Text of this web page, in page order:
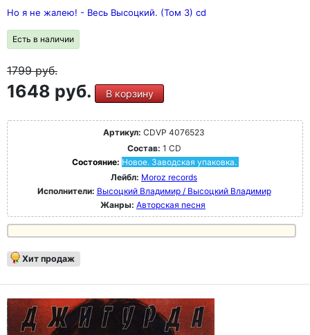
Но я не жалею! - Весь Высоцкий. (Том 3) cd
Есть в наличии
1799руб.
1648 руб. В корзину
Артикул: CDVP 4076523
Состав: 1 CD
Состояние: Новое. Заводская упаковка.
Лейбл: Moroz records
Исполнители: Высоцкий Владимир / Высоцкий Владимир
Жанры: Авторская песня
Хит продаж